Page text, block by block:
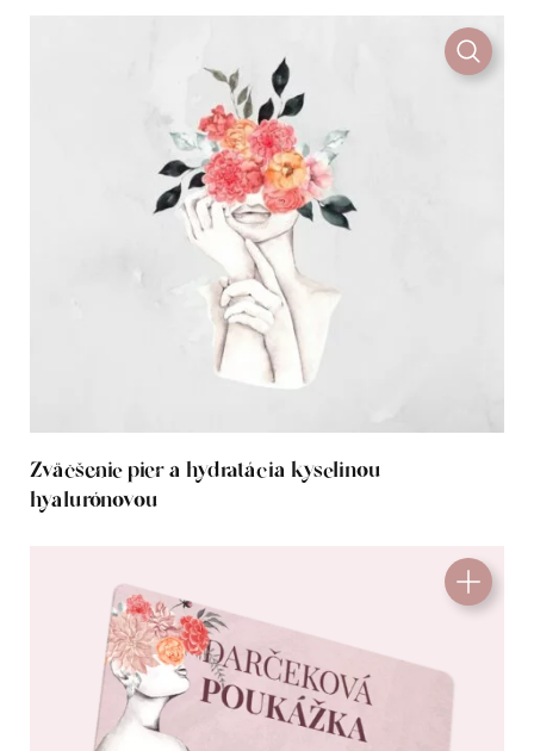
Zväčšenie pier a hydratácia kyselinou
hyalurónovou